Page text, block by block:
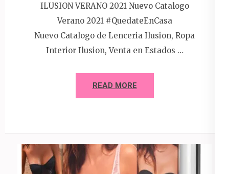
ILUSION VERANO 2021 Nuevo Catalogo
Verano 2021 #QuedateEnCasa
Nuevo Catalogo de Lenceria Ilusion, Ropa
Interior Ilusion, Venta en Estados …
READ MORE